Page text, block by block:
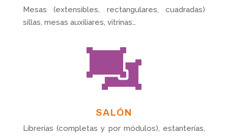
Mesas (extensibles, rectangulares, cuadradas)
sillas, mesas auxiliares, vitrinas…

SALÓN
Librerías (completas y por módulos), estanterías,